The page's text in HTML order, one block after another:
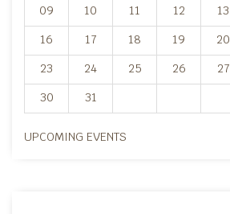
09
10 11 12 13
16
17 18 19 20
23
24 25 26 27
30
31
UPCOMING EVENTS